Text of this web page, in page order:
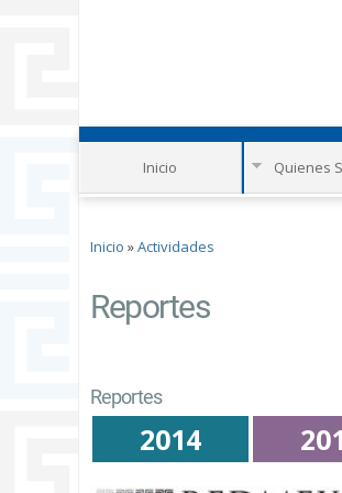
Inicio Quienes
Se encuentra usted aquí
Inicio »Actividades
Reportes
Reportes
2014